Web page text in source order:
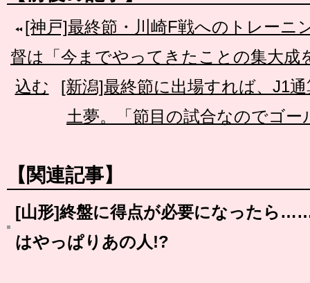
[神戸]最終節・川崎F戦へのトレーニ
督は「今までやってきたことの集大成
込む
[新潟]最終節に出場すれば、J1
土夢。「節目の試合なのでゴー
【関連記事】
[山形]終盤に得点が必要になったら
はやっぱりあの人!?